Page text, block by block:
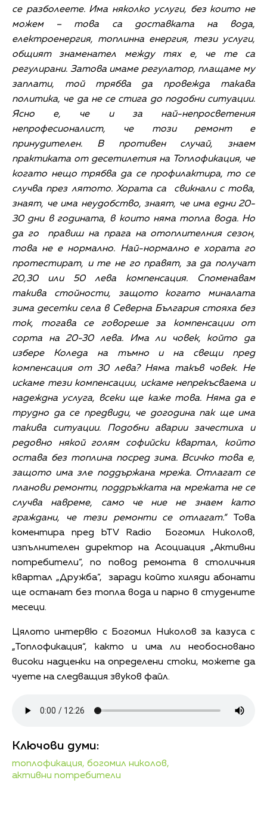
се разболеете. Има няколко услуги, без които не
можем – това са доставката на вода,
електроенергия, топлинна енергия, тези услуги,
общият знаменател между тях е, че те са
регулирани. Затова имаме регулатор, плащаме му
заплати, той трябва да провежда такава
политика, че да не се стига до подобни ситуации.
Ясно е, че и за най-непросветения
непрофесионалист, че този ремонт е
принудителен. В противен случай, знаем
практиката от десетилетия на Топлофикация, че
когато нещо трябва да се профилактира, то се
случва през лятото. Хората са свикнали с това,
знаят, че има неудобство, знаят, че има едни 20-
30 дни в годината, в които няма топла вода. Но
да го правиш на прага на отоплителния сезон,
това не е нормално. Най-нормално е хората го
протестират, и те не го правят, за да получат
20,30 или 50 лева компенсация. Споменавам
такива стойности, защото когато миналата
зима десетки села в Северна България стояха без
ток, тогава се говореше за компенсации от
сорта на 20-30 лева. Има ли човек, който да
избере Коледа на тъмно и на свещи пред
компенсация от 30 лева? Няма такъв човек. Не
искаме тези компенсации, искаме непрекъсваема и
надеждна услуга, всеки ще каже това. Няма да е
трудно да се предвиди, че догодина пак ще има
такива ситуации. Подобни аварии зачестиха и
редовно някой голям софийски квартал, който
остава без топлина посред зима. Всичко това е,
защото има зле поддържана мрежа. Отлагат се
планови ремонти, поддръжката на мрежата не се
случва навреме, само че ние не знаем като
граждани, че тези ремонти се отлагат.“Това
коментира пред bTV Radio Богомил Николов,
изпълнителен директор на Асоциация „Активни
потребители“, по повод ремонта в столичния
квартал „Дружба“, заради който хиляди абонати
ще останат без топла вода и парно в студените
месеци.
Цялото интервю с Богомил Николов за казуса с
„Топлофикация“, както и има ли необосновано
високи надценки на определени стоки, можете да
чуете на следващия звуков файл.
Ключови думи:
топлофикация, богомил николов,
активни потребители